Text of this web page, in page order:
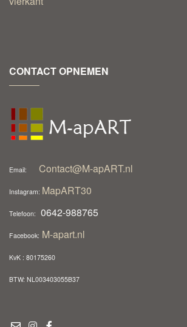
CONTACT OPNEMEN
Email: Contact@M-apART.nl
Instagram: MapART30
Telefoon: 0642-988765
Facebook: M-apart.nl
KvK : 80175260
BTW: NL003403055B37